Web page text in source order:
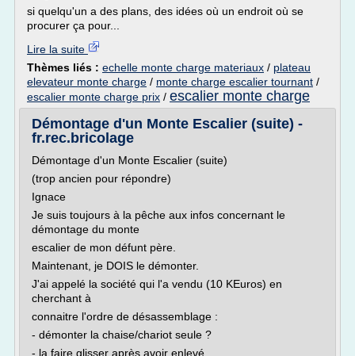
si quelqu'un a des plans, des idées où un endroit où se
procurer ça pour...
Lire la suite
Thèmes liés : echelle monte charge materiaux / plateau
elevateur monte charge / monte charge escalier tournant /
escalier monte charge prix / escalier monte charge
Démontage d'un Monte Escalier (suite) -
fr.rec.bricolage
Démontage d'un Monte Escalier (suite)
(trop ancien pour répondre)
Ignace
Je suis toujours à la pêche aux infos concernant le
démontage du monte
escalier de mon défunt père.
Maintenant, je DOIS le démonter.
J'ai appelé la société qui l'a vendu (10 KEuros) en
cherchant à
connaitre l'ordre de désassemblage :
- démonter la chaise/chariot seule ?
- la faire glisser après avoir enlevé...